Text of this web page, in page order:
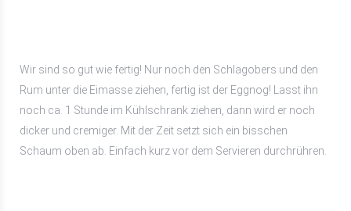
Wir sind so gut wie fertig! Nur noch den Schlagobers und den
Rum unter die Eimasse ziehen, fertig ist der Eggnog! Lasst ihn
noch ca. 1 Stunde im Kühlschrank ziehen, dann wird er noch
dicker und cremiger. Mit der Zeit setzt sich ein bisschen
Schaum oben ab. Einfach kurz vor dem Servieren durchrühren.